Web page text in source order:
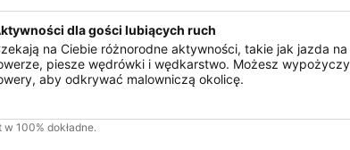
dla gości lubiących ruch
na Ciebie różnorodne aktywności, takie jak jazda na
piesze wędrówki i wędkarstwo. Możesz
aby odkrywać malowniczą okolicę.
100% dokładne.